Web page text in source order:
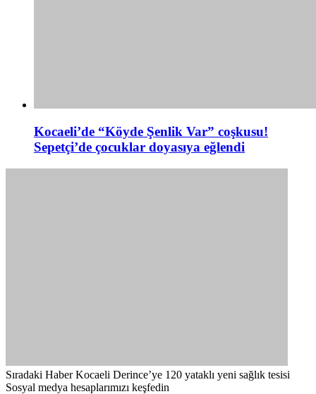
Kocaeli’de “Köyde Şenlik Var” coşkusu!
Sepetçi’de çocuklar doyasıya eğlendi
Sıradaki Haber Kocaeli Derince’ye 120 yataklı yeni sağlık tesisi
Sosyal medya hesaplarımızı keşfedin